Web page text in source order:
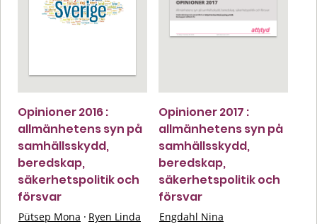
Opinioner 2016 :
allmänhetens syn på
samhällsskydd,
beredskap,
säkerhetspolitik och
försvar
Pütsep Mona · Ryen Linda
Opinioner 2017 :
allmänhetens syn på
samhällsskydd,
beredskap,
säkerhetspolitik och
försvar
Engdahl Nina